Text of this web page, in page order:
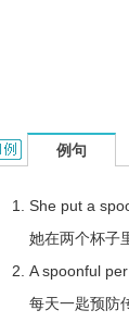
的用法和
例句
She put a
她在两个杯子
A spoonful
每天一匙预防